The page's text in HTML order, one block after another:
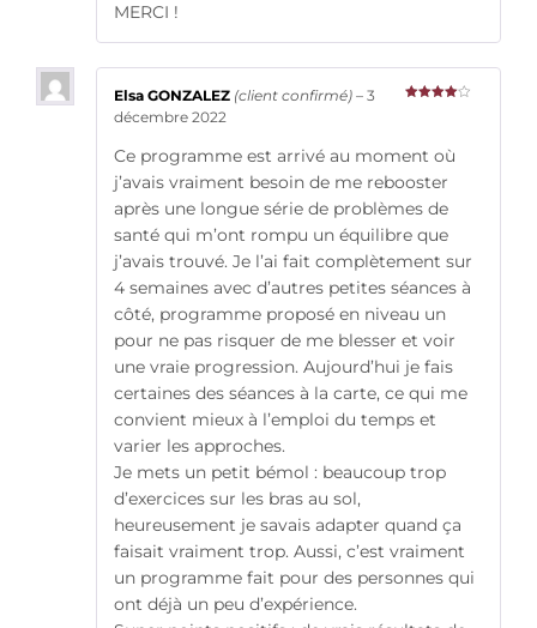
MERCI !
Elsa GONZALEZ (client confirmé) – 3
décembre 2022
Ce programme est arrivé au moment où
j’avais vraiment besoin de me rebooster
après une longue série de problèmes de
santé qui m’ont rompu un équilibre que
j’avais trouvé. Je l’ai fait complètement sur
4 semaines avec d’autres petites séances à
côté, programme proposé en niveau un
pour ne pas risquer de me blesser et voir
une vraie progression. Aujourd’hui je fais
certaines des séances à la carte, ce qui me
convient mieux à l’emploi du temps et
varier les approches.
Je mets un petit bémol : beaucoup trop
d’exercices sur les bras au sol,
heureusement je savais adapter quand ça
faisait vraiment trop. Aussi, c’est vraiment
un programme fait pour des personnes qui
ont déjà un peu d’expérience.